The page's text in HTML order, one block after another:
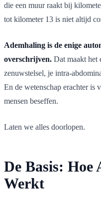
die een muur raakt bij
tot kilometer 13 is niet altijd
Ademhaling is de enige
overschrijven. Dat maakt het
zenuwstelsel, je intra-
En de wetenschap erachter is
mensen beseffen.
Laten we alles doorlopen.
De Basis: Hoe
Werkt